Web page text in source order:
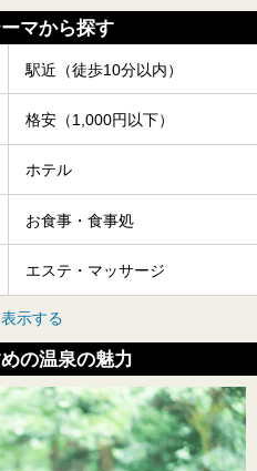
マから探す
駅近（徒歩10分以内）
格安（1,000円以下）
ホテル
お食事・食事処
エステ・マッサージ
示する
の温泉の魅力